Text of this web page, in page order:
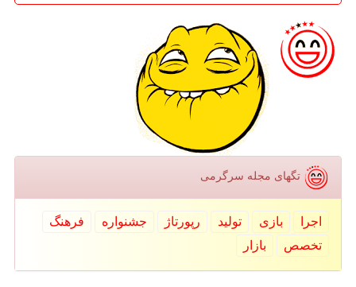
تگهای مجله سرگرمی
اجرا بازی تولید رپورتاژ جشنواره
فرهنگ
تخصص
بازار